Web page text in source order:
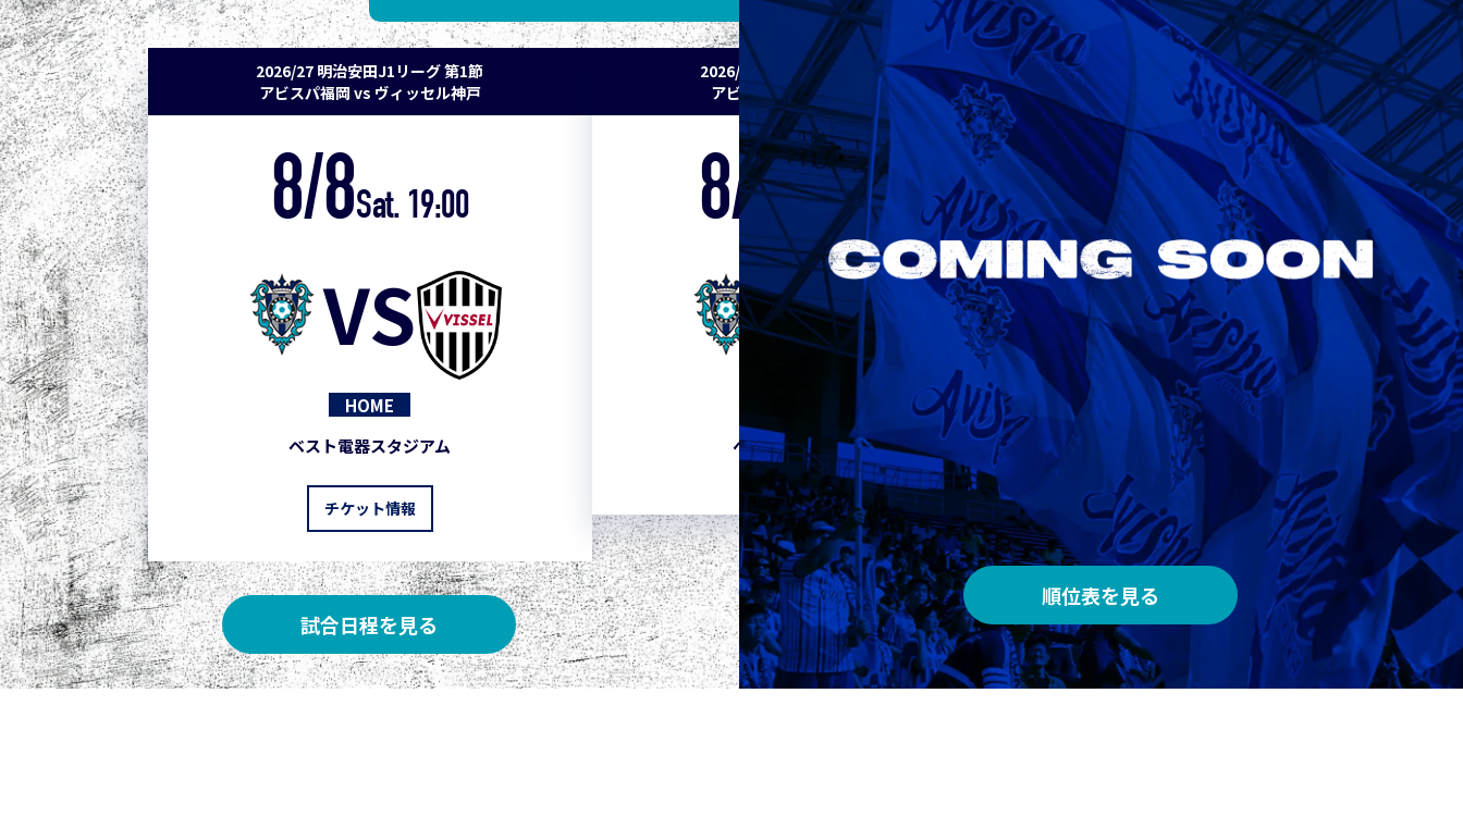
2026/27 明治安田J1リーグ 第1節
アビスパ福岡 vs ヴィッセル神戸
8/8Sat. 19:00
VS
HOME
ベスト電器スタジアム
チケット情報
2026/27 明治安田J1リーグ 第2節
アビスパ福岡 vs セレッソ大阪
8/15Sat. 19:00
VS
ベスト電器スタジアム
2026/27 明治安田J1リーグ 第3節
アビスパ福岡 vs 鹿島アントラーズ
8/22Sat. 18:00
VS
AWAY
メルカリスタジアム
試合日程を見る
順位表を見る